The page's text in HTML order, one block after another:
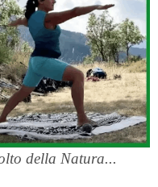
della Natura...